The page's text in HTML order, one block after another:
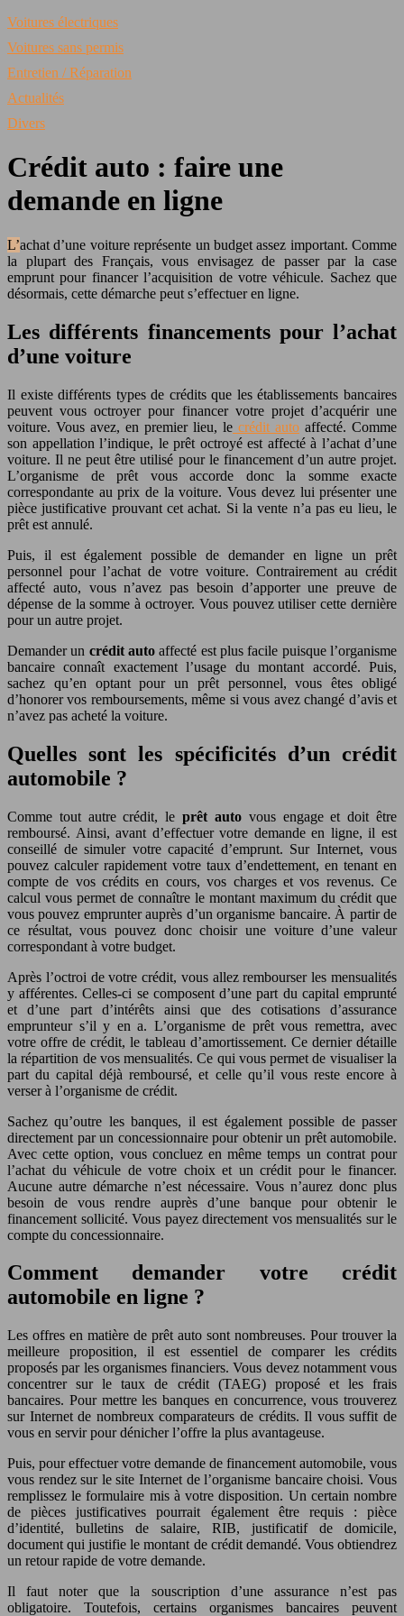
Voitures électriques
Voitures sans permis
Entretien / Réparation
Actualités
Divers
Crédit auto : faire une
demande en ligne
L’achat d’une voiture représente un budget assez important. Comme
la plupart des Français, vous envisagez de passer par la case
emprunt pour financer l’acquisition de votre véhicule. Sachez que
désormais, cette démarche peut s’effectuer en ligne.
Les différents financements pour l’achat
d’une voiture
Il existe différents types de crédits que les établissements bancaires
peuvent vous octroyer pour financer votre projet d’acquérir une
voiture. Vous avez, en premier lieu, le crédit auto affecté. Comme
son appellation l’indique, le prêt octroyé est affecté à l’achat d’une
voiture. Il ne peut être utilisé pour le financement d’un autre projet.
L’organisme de prêt vous accorde donc la somme exacte
correspondante au prix de la voiture. Vous devez lui présenter une
pièce justificative prouvant cet achat. Si la vente n’a pas eu lieu, le
prêt est annulé.
Puis, il est également possible de demander en ligne un prêt
personnel pour l’achat de votre voiture. Contrairement au crédit
affecté auto, vous n’avez pas besoin d’apporter une preuve de
dépense de la somme à octroyer. Vous pouvez utiliser cette dernière
pour un autre projet.
Demander un crédit auto affecté est plus facile puisque l’organisme
bancaire connaît exactement l’usage du montant accordé. Puis,
sachez qu’en optant pour un prêt personnel, vous êtes obligé
d’honorer vos remboursements, même si vous avez changé d’avis et
n’avez pas acheté la voiture.
Quelles sont les spécificités d’un crédit
automobile ?
Comme tout autre crédit, leprêt autovous engage et doit être
remboursé. Ainsi, avant d’effectuer votre demande en ligne, il est
conseillé de simuler votre capacité d’emprunt. Sur Internet, vous
pouvez calculer rapidement votre taux d’endettement, en tenant en
compte de vos crédits en cours, vos charges et vos revenus. Ce
calcul vous permet de connaître le montant maximum du crédit que
vous pouvez emprunter auprès d’un organisme bancaire. À partir de
ce résultat, vous pouvez donc choisir une voiture d’une valeur
correspondant à votre budget.
Après l’octroi de votre crédit, vous allez rembourser les mensualités
y afférentes. Celles-ci se composent d’une part du capital emprunté
et d’une part d’intérêts ainsi que des cotisations d’assurance
emprunteur s’il y en a. L’organisme de prêt vous remettra, avec
votre offre de crédit, le tableau d’amortissement. Ce dernier détaille
la répartition de vos mensualités. Ce qui vous permet de visualiser la
part du capital déjà remboursé, et celle qu’il vous reste encore à
verser à l’organisme de crédit.
Sachez qu’outre les banques, il est également possible de passer
directement par un concessionnaire pour obtenir un prêt automobile.
Avec cette option, vous concluez en même temps un contrat pour
l’achat du véhicule de votre choix et un crédit pour le financer.
Aucune autre démarche n’est nécessaire. Vous n’aurez donc plus
besoin de vous rendre auprès d’une banque pour obtenir le
financement sollicité. Vous payez directement vos mensualités sur le
compte du concessionnaire.
Comment demander votre crédit
automobile en ligne ?
Les offres en matière de prêt auto sont nombreuses. Pour trouver la
meilleure proposition, il est essentiel de comparer les crédits
proposés par les organismes financiers. Vous devez notamment vous
concentrer sur le taux de crédit (TAEG) proposé et les frais
bancaires. Pour mettre les banques en concurrence, vous trouverez
sur Internet de nombreux comparateurs de crédits. Il vous suffit de
vous en servir pour dénicher l’offre la plus avantageuse.
Puis, pour effectuer votre demande de financement automobile, vous
vous rendez sur le site Internet de l’organisme bancaire choisi. Vous
remplissez le formulaire mis à votre disposition. Un certain nombre
de pièces justificatives pourrait également être requis : pièce
d’identité, bulletins de salaire, RIB, justificatif de domicile,
document qui justifie le montant de crédit demandé. Vous obtiendrez
un retour rapide de votre demande.
Il faut noter que la souscription d’une assurance n’est pas
obligatoire. Toutefois, certains organismes bancaires peuvent